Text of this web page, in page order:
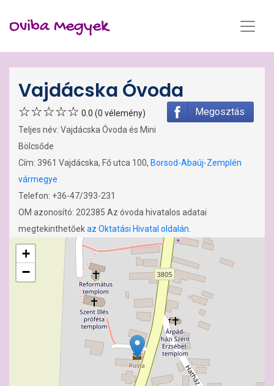
Oviba Megyek
Vajdácska Óvoda
Megosztás
0.0 (0 vélemény)
Teljes név: Vajdácska Óvoda és Mini
Bölcsőde
Cím: 3961 Vajdácska, Fő utca 100, Borsod-Abaúj-Zemplén
vármegye
Telefon: +36-47/393-231
OM azonosító: 202385 Az óvoda hivatalos adatai
megtekinthetőekaz Oktatási Hivatal oldalán
+
−